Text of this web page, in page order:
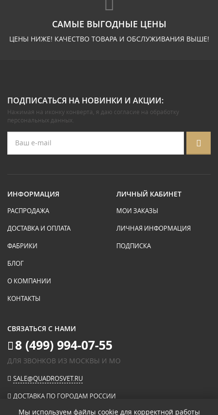
САМЫЕ ВЫГОДНЫЕ ЦЕНЫ
ЦЕНЫ НИЖЕ! КАЧЕСТВО ТОВАРА И ОБСЛУЖИВАНИЯ ВЫШЕ!
ПОДПИСАТЬСЯ НА НОВИНКИ И АКЦИИ:
Нажимая на иконку конверта, я даю согласие на обработку
персональных данных.
ИНФОРМАЦИЯ
РАСПРОДАЖА
ДОСТАВКА И ОПЛАТА
ФАБРИКИ
БЛОГ
О КОМПАНИИ
КОНТАКТЫ
ЛИЧНЫЙ КАБИНЕТ
МОИ ЗАКАЗЫ
ЛИЧНАЯ ИНФОРМАЦИЯ
ПОДПИСКА
СВЯЗАТЬСЯ С НАМИ
8 (499) 994-07-55
ДЛЯ ЗВОНКОВ ИЗ МОСКВЫ И МО
SALE@QUADROSVET.RU
ДОСТАВКА ПО ГОРОДАМ РОССИИ
Мы используем файлы cookie для корректной работы